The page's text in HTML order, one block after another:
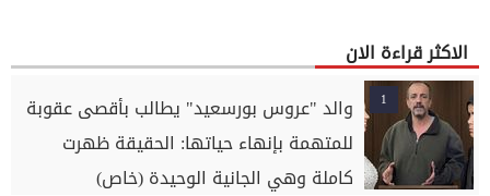
الاكثر قراءة الان
1
والد "عروس بورسعيد" يطالب بأقصى عقوبة
للمتهمة بإنهاء حياتها: الحقيقة ظهرت
كاملة وهي الجانية الوحيدة (خاص)